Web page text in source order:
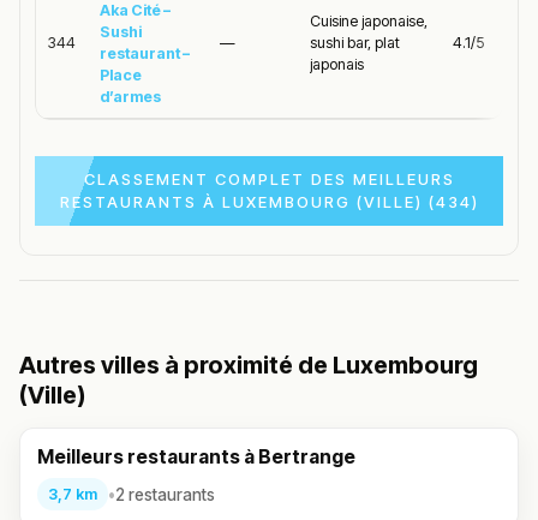
344
Aka Cité –
Sushi
restaurant –
Place
d’armes
—
Cuisine japonaise,
sushi bar, plat
japonais
4.1/5
CLASSEMENT COMPLET DES MEILLEURS
RESTAURANTS À LUXEMBOURG (VILLE) (434)
Autres villes à proximité de Luxembourg
(Ville)
Meilleurs restaurants à Bertrange
3,7 km •2 restaurants